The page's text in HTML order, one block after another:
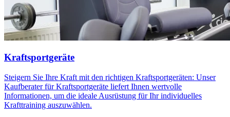
Kraftsportgeräte
Steigern Sie Ihre Kraft mit den richtigen Kraftsportgeräten: Unser
Kaufberater für Kraftsportgeräte liefert Ihnen wertvolle
Informationen, um die ideale Ausrüstung für Ihr individuelles
Krafttraining auszuwählen.